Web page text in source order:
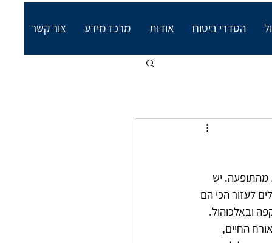
הסדרי ביטוח אודות מרכז מידע צור קשר
כ20% מהאוכלוסיה סובלת מהתופעה. יש
לעזור הכי הם
ובאלכוהול.
החיים,